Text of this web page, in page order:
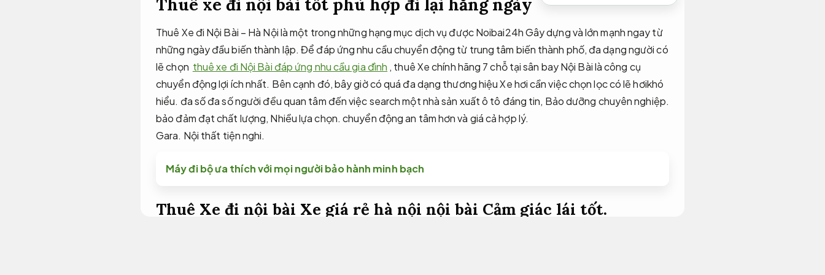
Thuê xe đi nội bài tốt phù hợp đi lại hằng ngày
Thuê Xe đi Nội Bài – Hà Nội là một trong những hạng mục dịch vụ được Noibai24h Gây dựng và lớn mạnh ngay từ
những ngày đầu biến thành lập. Để đáp ứng nhu cầu chuyển động từ trung tâm biến thành phố, đa dạng người có
lẽ chọn thuê xe đi Nội Bài đáp ứng nhu cầu gia đình , thuê Xe chính hãng 7 chỗ tại sân bay Nội Bài là công cụ
chuyển động lợi ích nhất. Bên cạnh đó, bây giờ có quá đa dạng thương hiệu Xe hơi cần việc chọn lọc có lẽ hơikhó
hiểu. đa số đa số người đều quan tâm đến việc search một nhà sản xuất ô tô đáng tin, Bảo dưỡng chuyên nghiệp.
bảo đảm đạt chất lượng, Nhiều lựa chọn. chuyển động an tâm hơn và giá cả hợp lý.
Gara. Nội thất tiện nghi.
Máy đi bộ ưa thích với mọi người bảo hành minh bạch
Thuê Xe đi nội bài Xe giá rẻ hà nội nội bài Cảm giác lái tốt.